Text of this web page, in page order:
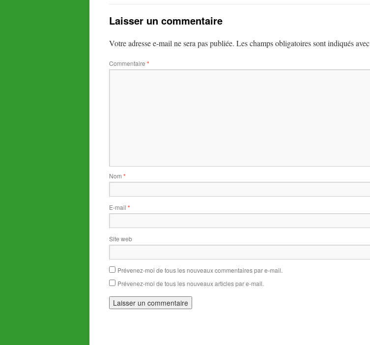
Laisser un commentaire
Votre adresse e-mail ne sera pas publiée. Les champs obligatoires sont indiqués avec
Commentaire *
Nom *
E-mail *
Site web
Prévenez-moi de tous les nouveaux commentaires par e-mail.
Prévenez-moi de tous les nouveaux articles par e-mail.